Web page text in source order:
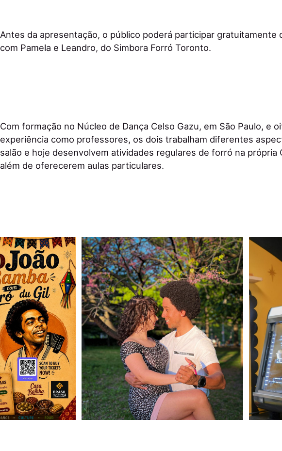
Antes da apresentação, o público poderá participar gratuitamente
com Pamela e Leandro, do Simbora Forró Toronto.
Com formação no Núcleo de Dança Celso Gazu, em São Paulo, e
experiência como professores, os dois trabalham diferentes
salão e hoje desenvolvem atividades regulares de forró na própria
além de oferecerem aulas particulares.